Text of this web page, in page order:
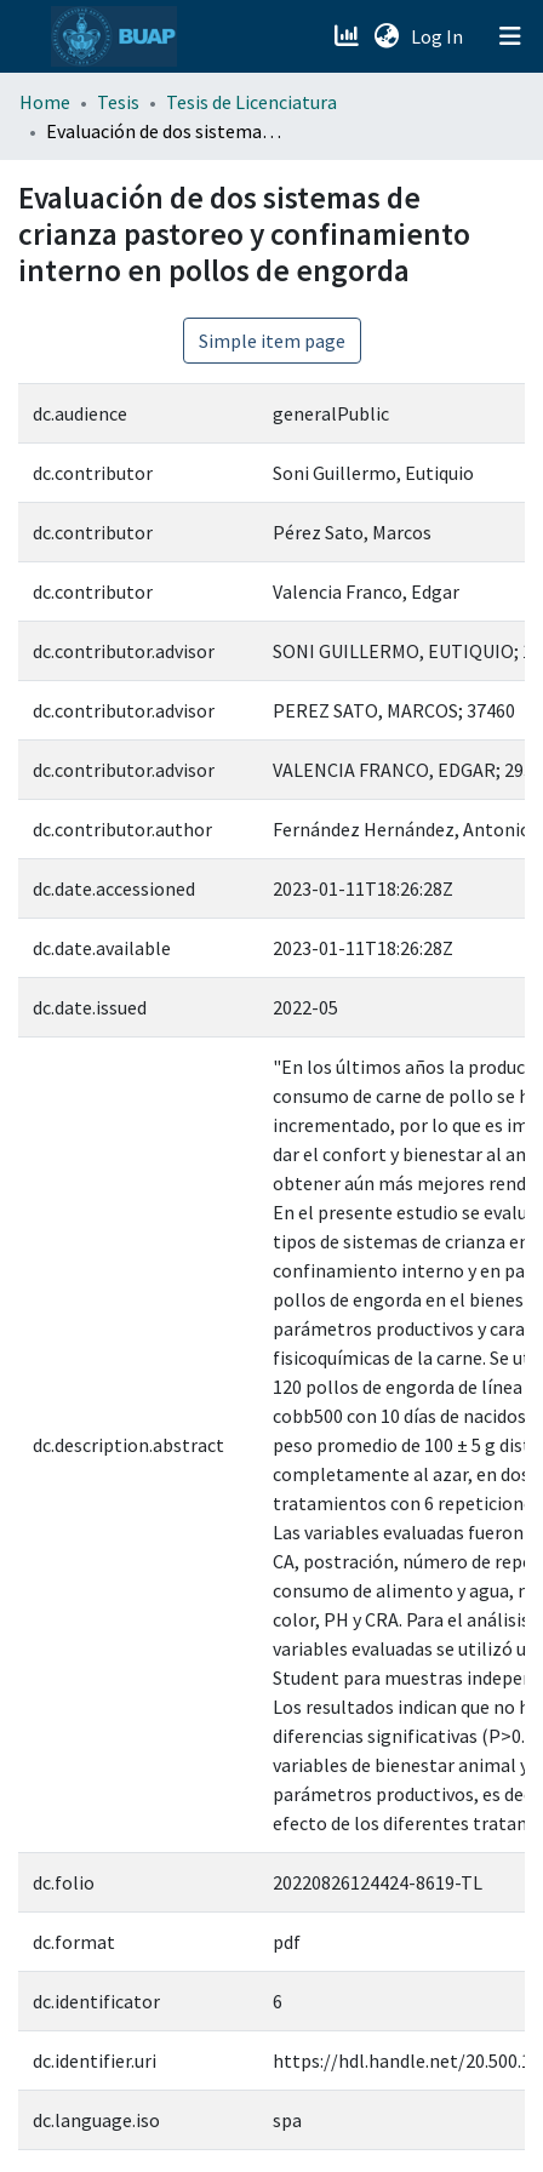
Log In (current)
menu.section.about_menu
Home Tesis
Tesis de Licenciatura
Evaluación de dos sistemas de crianza pastoreo y confinamiento interno en pollos de engorda
Evaluación de dos sistemas de
crianza pastoreo y confinamiento
interno en pollos de engorda
Simple item page
dc.audience generalPublic
dc.contributor Soni Guillermo, Eutiquio
dc.contributor Pérez Sato, Marcos
dc.contributor Valencia Franco, Edgar
dc.contributor.advisor SONI GUILLERMO, EUTIQUIO;
dc.contributor.advisor PEREZ SATO, MARCOS; 37460
dc.contributor.advisor VALENCIA FRANCO, EDGAR;
dc.contributor.author Fernández Hernández, Antonio
dc.date.accessioned 2023-01-11T18:26:28Z
dc.date.available 2023-01-11T18:26:28Z
dc.date.issued 2022-05
dc.description.abstract
"En los últimos años la
consumo de carne de pollo se ha
incrementado, por lo que es
dar el confort y bienestar al
obtener aún más mejores
En el presente estudio se
tipos de sistemas de crianza en
confinamiento interno y en
pollos de engorda en el
parámetros productivos y
fisicoquímicas de la carne. Se
120 pollos de engorda de línea
cobb500 con 10 días de nacidos
peso promedio de 100 ± 5 g
completamente al azar, en dos
tratamientos con 6 repeticiones
Las variables evaluadas fueron
CA, postración, número de
consumo de alimento y agua,
color, PH y CRA. Para el análisis
variables evaluadas se utilizó
Student para muestras
Los resultados indican que no
diferencias significativas
variables de bienestar animal y
parámetros productivos, es
efecto de los diferentes
dc.folio 20220826124424-8619-TL
dc.format pdf
dc.identificator 6
dc.identifier.uri https://hdl.handle.net/
dc.language.iso spa